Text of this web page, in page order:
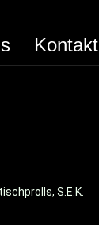
Kontakt
S.E.K.